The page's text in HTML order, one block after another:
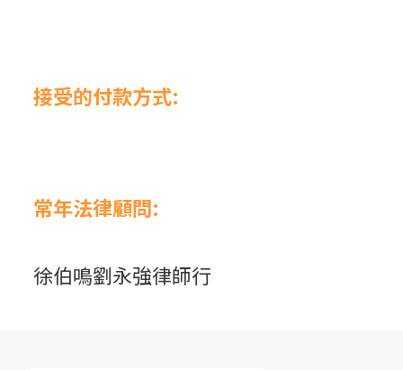
接受的付款方式:
常年法律顧問:
徐伯鳴劉永強律師行